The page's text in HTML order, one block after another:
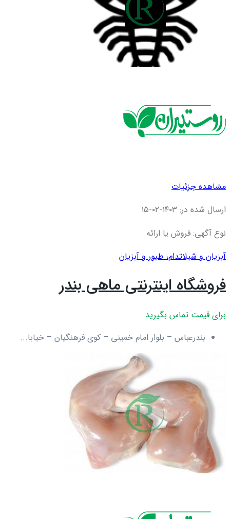
مشاهده جزئیات
ارسال شده در: ۱۴۰۳-۰۲-۱۵
نوع آگهی: فروش یا ارائه
آبزیان و شیلاتدام، طیور و آبزیان
فروشگاه اینترنتی ماهی بندر
برای قیمت تماس بگیرید
بندرعباس – بلوار امام خمینی – کوی فرهنگیان – خیابا...